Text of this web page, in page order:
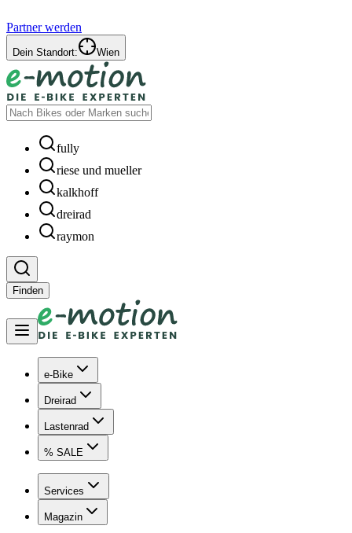
Partner werden
Dein Standort: Wien
fully
riese und mueller
kalkhoff
dreirad
raymon
Finden
e-Bike
Dreirad
Lastenrad
% SALE
Services
Magazin